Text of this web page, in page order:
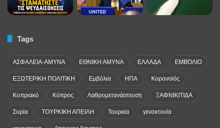
Tags
ΑΣΦΑΛΕΙΑ-ΑΜΥΝΑ ΕΘΝΙΚΗ ΑΜΥΝΑ ΕΛΛΑΔΑ ΕΜΒΌΛΙΟ
ΕΞΩΤΕΡΙΚΗ ΠΟΛΙΤΙΚΗ Εμβόλια ΗΠΑ Κορονοϊός
Κυπριακό Κύπρος Λαθρομετανάστευση ΞΑΦΝΙΚΙΤΙΔΑ
Συρία ΤΟΥΡΚΙΚΗ ΑΠΕΙΛΗ Τουρκία γενοκτονία